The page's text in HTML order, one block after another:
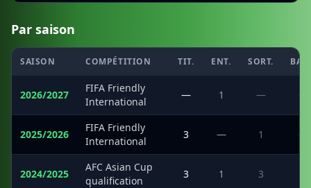
Par saison
SAISON COMPÉTITION TIT. ENT. SORT.
2026/2027
FIFA Friendly
International
— 1 — —
2025/2026
FIFA Friendly
International
3 — 1 —
2024/2025
AFC Asian Cup
qualification
3 1 3